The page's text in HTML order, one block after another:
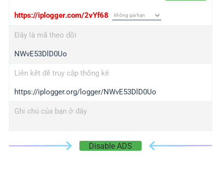
https://iplogger.com/2vYf68
Đây là mã theo dõi
NWvE53DlD0Uo
Liên kết để truy cập thống kê
https://iplogger.org/logger/NWvE53DlD0Uo
Ghi chú của bạn ở đây
Disable ADS